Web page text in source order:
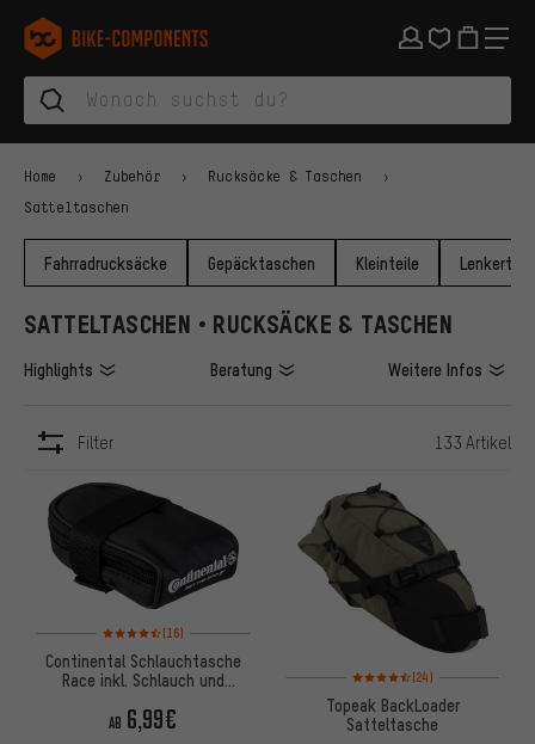
Zur Hauptnavigation springen
Zur Kategorienavigation springen
Zum Inhalt springen
Zu Marken und Newsletter springen
Zur Fußzeile springen
bike-components.de Startseite
Home Zubehör Rucksäcke & Taschen
Satteltaschen
Fahrradrucksäcke Gepäcktaschen Kleinteile
SATTELTASCHEN • RUCKSÄCKE & TASCHEN
Highlights Beratung Weitere Infos
Filter 133 Artikel
ARTIKEL
Bewertungen: 4,5 von 5 basierend auf 16 Bewertungen
(16)
Continental Schlauchtasche
Race inkl. Schlauch und
AB 6,99€
Bewertungen: 4,5 von 5
(24)
Topeak BackLoader
Satteltasche